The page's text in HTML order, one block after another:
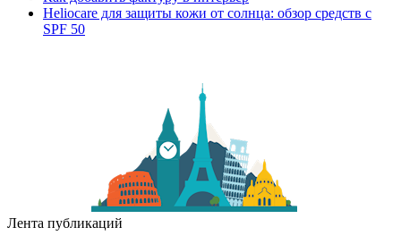
Heliocare для защиты кожи от солнца: обзор средств с
SPF 50
Лента публикаций